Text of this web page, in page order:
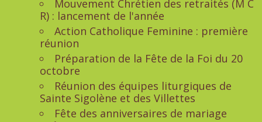
Mouvement Chrétien des retraités (M C
R) : lancement de l'année
Action Catholique Feminine : première
réunion
Préparation de la Fête de la Foi du 20
octobre
Réunion des équipes liturgiques de
Sainte Sigolène et des Villettes
Fête des anniversaires de mariage